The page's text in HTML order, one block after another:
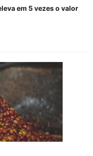
em 5 vezes o valor